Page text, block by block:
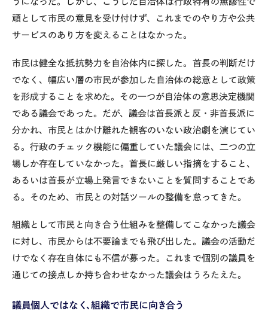
頑として市民の意見を受け付けず、これまでのやり方や公共
サービスのあり方を変えることはなかった。
市民は健全な抵抗勢力を自治体内に探した。首長の判断だけ
でなく、幅広い層の市民が参加した自治体の総意として政策
を形成することを求めた。その一つが自治体の意思決定機関
である議会であった。だが、議会は首長派と反・非首長派に
分かれ、市民とはかけ離れた観客のいない政治劇を演じてい
る。行政のチェック機能に偏重していた議会には、二つの立
場しか存在していなかった。首長に厳しい指摘をすること、
あるいは首長が立場上発言できないことを質問することであ
る。そのため、市民との対話ツールの整備を怠ってきた。
組織として市民と向き合う仕組みを整備してこなかった議会
に対し、市民からは不要論までも飛び出した。議会の活動だ
けでなく存在自体にも不信が募った。これまで個別の議員を
通じての接点しか持ち合わせなかった議会はうろたえた。
議員個人ではなく、組織で市民に向き合う